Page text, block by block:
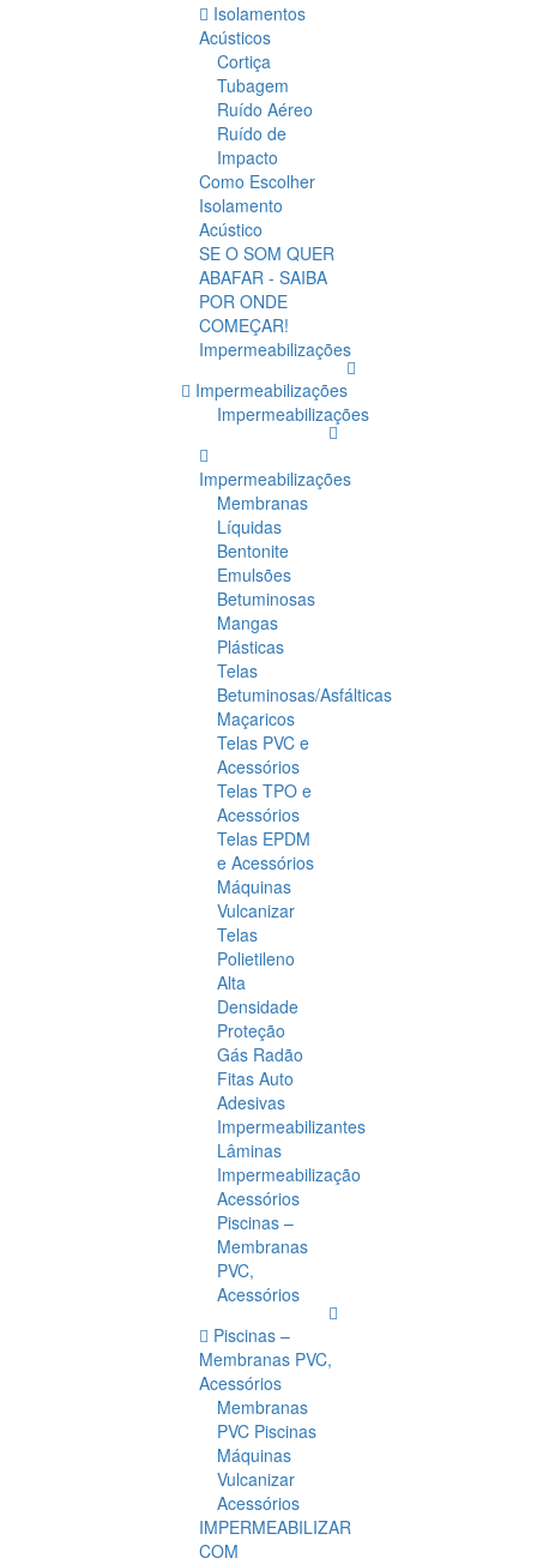
Isolamentos
Acústicos
Cortiça
Tubagem
Ruído Aéreo
Ruído de
Impacto
Como Escolher
Isolamento
Acústico
SE O SOM QUER
ABAFAR - SAIBA
POR ONDE
COMEÇAR!
Impermeabilizações
Impermeabilizações
Impermeabilizações
Impermeabilizações
Membranas
Líquidas
Bentonite
Emulsões
Betuminosas
Mangas
Plásticas
Telas
Betuminosas/Asfálticas
Maçaricos
Telas PVC e
Acessórios
Telas TPO e
Acessórios
Telas EPDM
e Acessórios
Máquinas
Vulcanizar
Telas
Polietileno
Alta
Densidade
Proteção
Gás Radão
Fitas Auto
Adesivas
Impermeabilizantes
Lâminas
Impermeabilização
Acessórios
Piscinas –
Membranas
PVC,
Acessórios
Piscinas –
Membranas PVC,
Acessórios
Membranas
PVC Piscinas
Máquinas
Vulcanizar
Acessórios
IMPERMEABILIZAR
COM